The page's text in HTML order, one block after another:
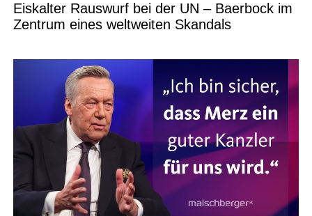
Eiskalter Rauswurf bei der UN – Baerbock im
Zentrum eines weltweiten Skandals